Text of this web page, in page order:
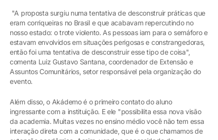
"A proposta surgiu numa tentativa de desconstruir práticas que
eram corriqueiras no Brasil e que acabavam repercutindo no
nosso estado: o trote violento. As pessoas iam para o semáforo e
estavam envolvidos em situações perigosas e constrangedoras,
então foi uma tentativa de desconstruir esse tipo de coisa",
comenta Luiz Gustavo Santana, coordenador de Extensão e
Assuntos Comunitários, setor responsável pela organização do
evento.
Além disso, o Akádemo é o primeiro contato do aluno
ingressante com a instituição. E ele "possibilita essa nova visão
da academia. Muitas vezes no ensino médio você não tem essa
interação direta com a comunidade, que é o que chamamos de